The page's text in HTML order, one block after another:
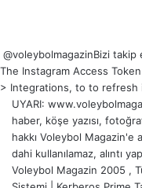
@voleybolmagazinBizi takip
The Instagram Access
> Integrations, to to refresh
UYARI:
haber, köşe yazısı,
hakkı Voleybol Magazin'e
dahi kullanılamaz, alıntı
Voleybol Magazin 2005 ,